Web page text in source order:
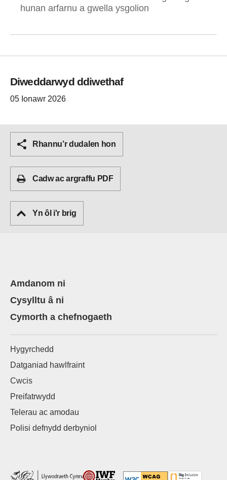
hunan arfarnu a gwella ysgolion
Diweddarwyd ddiwethaf
05 Ionawr 2026
Rhannu’r dudalen hon
Cadw ac argraffu PDF
Yn ôl i'r brig
Amdanom ni
Cysylltu â ni
Cymorth a chefnogaeth
Hygyrchedd
Datganiad hawlfraint
Cwcis
Preifatrwydd
Telerau ac amodau
Polisi defnydd derbyniol